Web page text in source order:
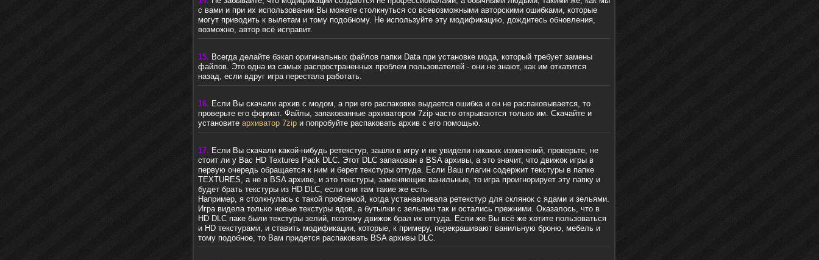
с вами и при их использовании Вы можете столкнуться со всевозможными авторскими ошибками, которые
могут приводить к вылетам и тому подобному. Не используйте эту модификацию, дождитесь обновления,
возможно, автор всё исправит.
15. Всегда делайте бэкап оригинальных файлов папки Data при установке мода, который требует замены
файлов. Это одна из самых распространенных проблем пользователей - они не знают, как им откатится
назад, если вдруг игра перестала работать.
16. Если Вы скачали архив с модом, а при его распаковке выдается ошибка и он не распаковывается, то
проверьте его формат. Файлы, запакованные архиватором 7zip часто открываются только им. Скачайте и
установите архиватор 7zip и попробуйте распаковать архив с его помощью.
17. Если Вы скачали какой-нибудь ретекстур, зашли в игру и не увидели никаких изменений, проверьте, не
стоит ли у Вас HD Textures Pack DLC. Этот DLC запакован в BSA архивы, а это значит, что движок игры в
первую очередь обращается к ним и берет текстуры оттуда. Если Ваш плагин содержит текстуры в папке
TEXTURES, а не в BSA архиве, и это текстуры, заменяющие ванильные, то игра проигнорирует эту папку и
будет брать текстуры из HD DLC, если они там такие же есть.
Например, я столкнулась с такой проблемой, когда устанавливала ретекстур для склянок с ядами и зельями.
Игра видела только новые текстуры ядов, а бутылки с зельями так и остались прежними. Оказалось, что в
HD DLC паке были текстуры зелий, поэтому движок брал их оттуда. Если же Вы всё же хотите пользоваться
и HD текстурами, и ставить модификации, которые, к примеру, перекрашивают ванильную броню, мебель и
тому подобное, то Вам придется распаковать BSA архивы DLC.